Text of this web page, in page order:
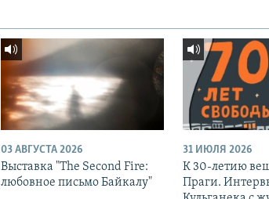
03 АВГУСТА 2026
Выставка "The Second Fire:
любовное письмо Байкалу"
31 ИЮЛЯ 2026
К 30-летию
Праги.